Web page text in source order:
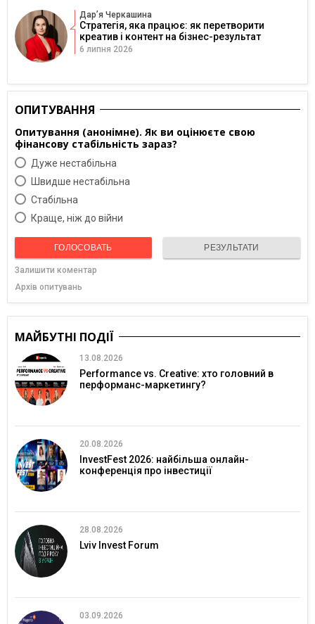
Дарʼя Черкашина
Стратегія, яка працює: як перетворити
креатив і контент на бізнес-результат
6 липня 2026
ОПИТУВАННЯ
Опитування (анонімне). Як ви оцінюєте свою
фінансову стабільність зараз?
Дуже нестабільна
Швидше нестабільна
Cтабільна
Краще, ніж до війни
ГОЛОСОВАТЬ РЕЗУЛЬТАТИ
Залишити коментар
Архів опитувань
МАЙБУТНІ ПОДІЇ
13.08.2026
Performance vs. Creative: хто головний в
перформанс-маркетингу?
20.08.2026
InvestFest 2026: найбільша онлайн-
конференція про інвестиції
28.08.2026
Lviv Invest Forum
03.09.2026